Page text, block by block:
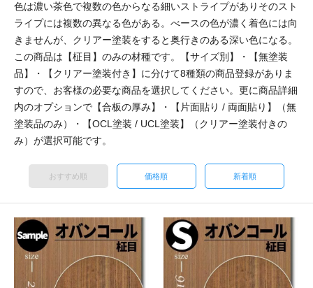
色は濃い茶色で複数の色からなる細いストライプがありそのスト
ライプには複数の異なる色がある。べースの色が濃く着色には向
きませんが、クリアー塗装をすると奥行きのある深い色になる。
この商品は【柾目】のみの材種です。【サイズ別】・【無塗装
品】・【クリアー塗装付き】に分けて8種類の商品登録がありま
すので、お客様の必要な商品を選択してください。更に商品詳細
内のオプションで【合板の厚み】・【片面貼り / 両面貼り】（無
塗装品のみ）・【OCL塗装 / UCL塗装】（クリアー塗装付きの
み）が選択可能です。
おすすめ順 価格順 新着順